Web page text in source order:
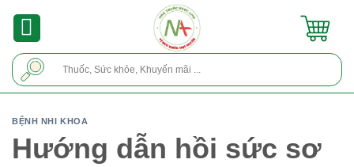
BỆNH NHI KHOA
Hướng dẫn hồi sức sơ